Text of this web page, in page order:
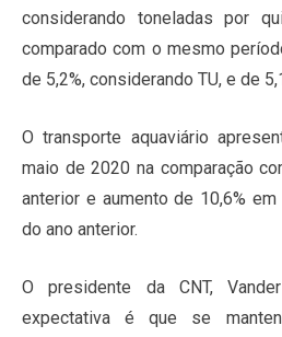
considerando toneladas por
comparado com o mesmo
de 5,2%, considerando TU, e de
O transporte aquaviário
maio de 2020 na comparação
anterior e aumento de 10,6%
do ano anterior.
O presidente da CNT,
expectativa é que se